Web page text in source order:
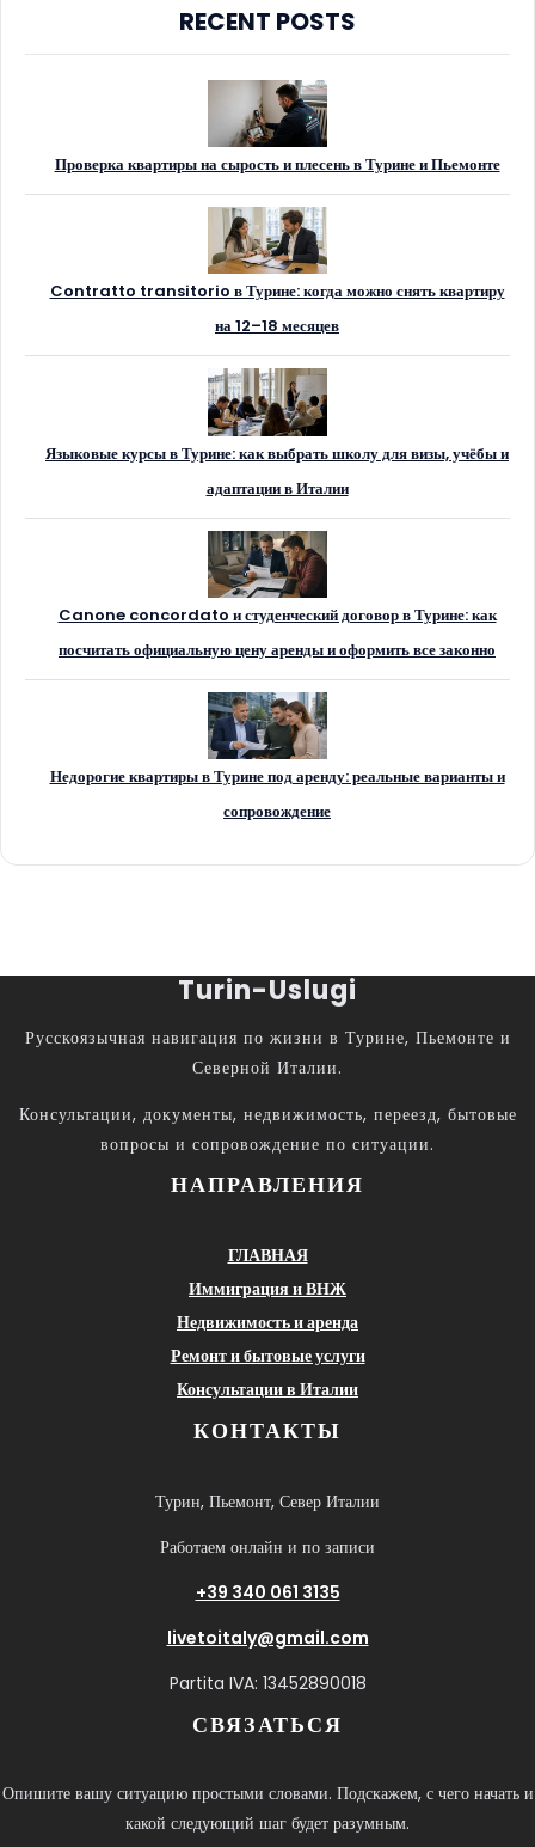
RECENT POSTS
Проверка квартиры на сырость и плесень в Турине и Пьемонте
Contratto transitorio в Турине: когда можно снять квартиру
на 12–18 месяцев
Языковые курсы в Турине: как выбрать школу для визы, учёбы и
адаптации в Италии
Canone concordato и студенческий договор в Турине: как
посчитать официальную цену аренды и оформить все законно
Недорогие квартиры в Турине под аренду: реальные варианты и
сопровождение
Turin-Uslugi
Русскоязычная навигация по жизни в Турине, Пьемонте и
Северной Италии.
Консультации, документы, недвижимость, переезд, бытовые
вопросы и сопровождение по ситуации.
НАПРАВЛЕНИЯ
ГЛАВНАЯ
Иммиграция и ВНЖ
Недвижимость и аренда
Ремонт и бытовые услуги
Консультации в Италии
КОНТАКТЫ
Турин, Пьемонт, Север Италии
Работаем онлайн и по записи
+39 340 061 3135
livetoitaly@gmail.com
Partita IVA: 13452890018
СВЯЗАТЬСЯ
Опишите вашу ситуацию простыми словами. Подскажем, с чего начать и
какой следующий шаг будет разумным.